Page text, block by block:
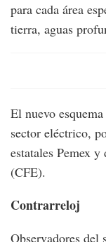
para cada área
tierra, aguas
El nuevo
sector eléctrico,
estatales Pemex
(CFE).
Contrarreloj
Observadores del